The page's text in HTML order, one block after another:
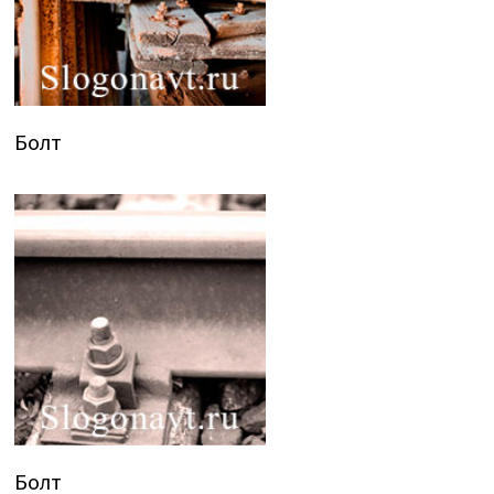
Болт
Болт